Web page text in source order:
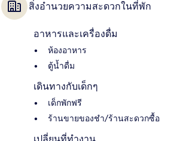
สิ่งอำนวยความสะดวกในที่พัก
อาหารและเครื่องดื่ม
ห้องอาหาร
ตู้น้ำดื่ม
เดินทางกับเด็กๆ
เด็กพักฟรี
ร้านขายของชำ/ร้านสะดวกซื้อ